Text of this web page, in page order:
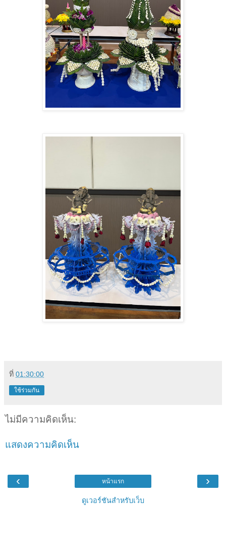
ที่ 01:30:00
ใช้ร่วมกัน
ไม่มีความคิดเห็น:
แสดงความคิดเห็น
‹ ›
หน้าแรก
ดูเวอร์ชันสำหรับเว็บ